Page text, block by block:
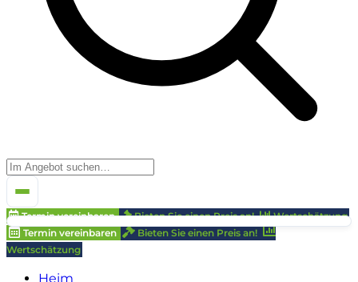
Termin vereinbaren Bieten Sie einen Preis an!
Wertschätzung
Termin vereinbaren
Bieten Sie einen Preis an!
Wertschätzung
Heim